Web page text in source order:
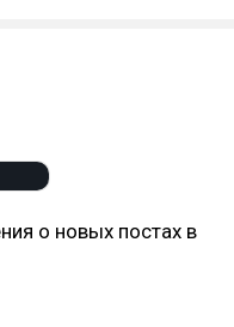
о новых постах в